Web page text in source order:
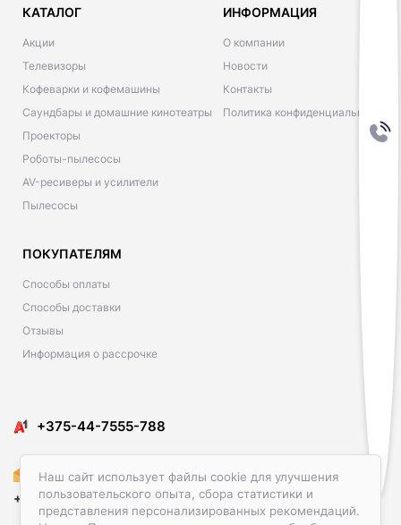
Наш сайт использует файлы cookie для улучшения
пользовательского опыта, сбора статистики и
представления персонализированных рекомендаций.
КАТАЛОГ
Акции
Телевизоры
Кофеварки и кофемашины
Саундбары и домашние кинотеатры
Проекторы
Роботы-пылесосы
AV-ресиверы и усилители
Пылесосы
ИНФОРМАЦИЯ
О компании
Новости
Контакты
Политика конфиденциальности
ПОКУПАТЕЛЯМ
Способы оплаты
Способы доставки
Отзывы
Информация о рассрочке
​​+375-44-7555-788
Amediacon@gmail.com
+375-29-586-23-00